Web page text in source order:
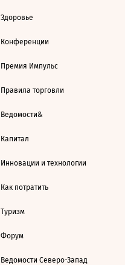
Здоровье
Конференции
Премия Импульс
Правила торговли
Ведомости&
Капитал
Инновации и технологии
Как потратить
Туризм
Форум
Ведомости Северо-Запад